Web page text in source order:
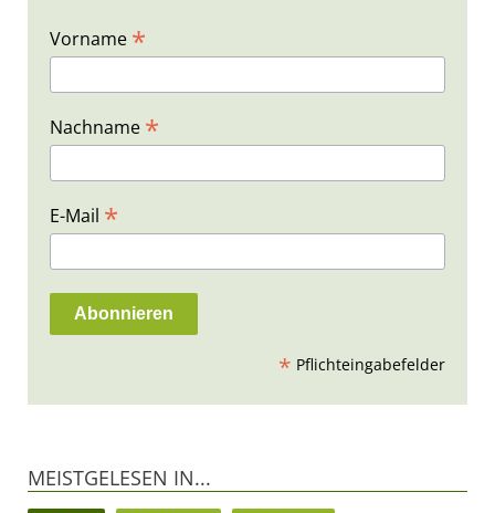
Vorname *
Nachname *
E-Mail *
* Pflichteingabefelder
MEISTGELESEN IN...